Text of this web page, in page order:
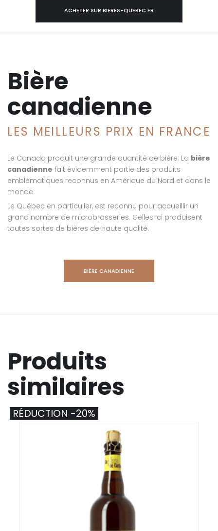
ACHETER SUR BIERES-QUEBEC.FR
Bière
canadienne
LES MEILLEURS PRIX EN FRANCE
Le Canada produit une grande quantité de bière. La bière
canadienne fait évidemment partie des produits
emblématiques reconnus en Amérique du Nord et dans le
monde.
Le Québec en particulier, est reconnu pour accueillir un
grand nombre de microbrasseries. Celles-ci produisent
toutes sortes de bières de haute qualité.
BIÈRE CANADIENNE
Produits
similaires
RÉDUCTION -20%